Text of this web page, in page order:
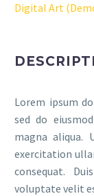
Digital Art
Lorem ipsum
sed do
magna aliqua.
exercitation
consequat.
voluptate velit